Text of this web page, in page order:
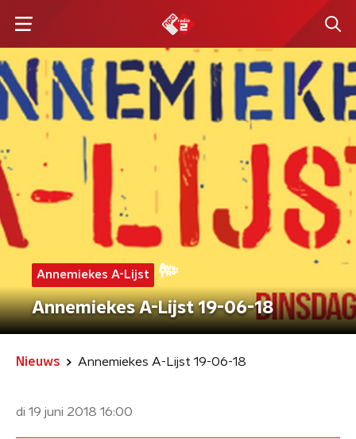
Annemiekes A-Lijst
Annemiekes A-Lijst 19-06-18
Nieuws Annemiekes A-Lijst 19-06-18
di 19 juni 2018 16:00